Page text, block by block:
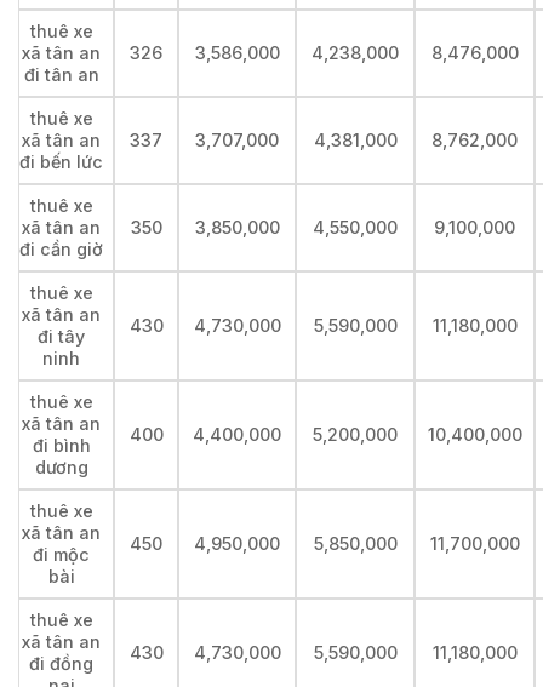
thuê xe
xã tân an
đi tân an
326 3,586,000 4,238,000 8,476,000
thuê xe
xã tân an
đi bến lức
337 3,707,000 4,381,000 8,762,000
thuê xe
xã tân an
đi cần giờ
350 3,850,000 4,550,000 9,100,000
thuê xe
xã tân an
đi tây
ninh
430 4,730,000 5,590,000 11,180,000
thuê xe
xã tân an
đi bình
dương
400 4,400,000 5,200,000 10,400,000
thuê xe
xã tân an
đi mộc
bài
450 4,950,000 5,850,000 11,700,000
thuê xe
xã tân an
đi đồng
430 4,730,000 5,590,000 11,180,000